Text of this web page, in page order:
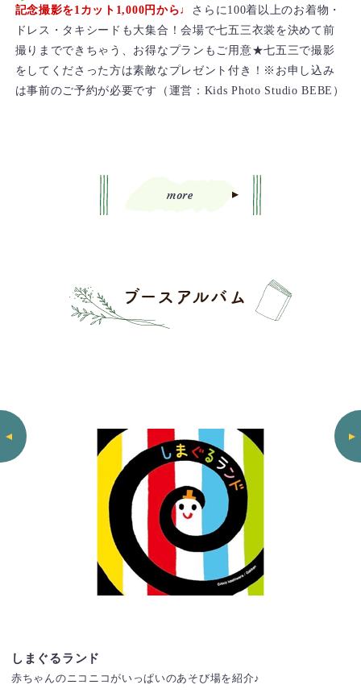
記念撮影を1カット1,000円から♩ さらに100着以上のお着物・
ドレス・タキシードも大集合！会場で七五三衣裳を決めて前
撮りまでできちゃう、お得なプランもご用意★七五三で撮影
をしてくださった方は素敵なプレゼント付き！※お申し込み
は事前のご予約が必要です（運営：Kids Photo Studio BEBE）
more
ブースアルバム
しまぐるランド
赤ちゃんのニコニコがいっぱいのあそび場を紹介♪